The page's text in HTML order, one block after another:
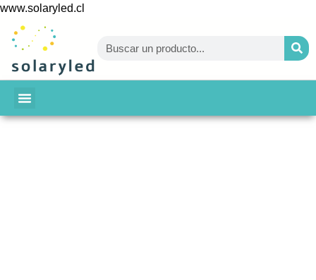
www.solaryled.cl